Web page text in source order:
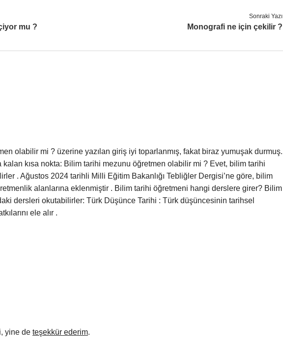
mu ?
Sonraki Yazı
Monografi ne için çekilir ?
olabilir mi ? üzerine yazılan giriş iyi toparlanmış, fakat biraz yumuşak durmuş.
kalan kısa nokta: Bilim tarihi mezunu öğretmen olabilir mi ? Evet, bilim tarihi
. Ağustos 2024 tarihli Milli Eğitim Bakanlığı Tebliğler Dergisi’ne göre, bilim
alanlarına eklenmiştir . Bilim tarihi öğretmeni hangi derslere girer? Bilim
dersleri okutabilirler: Türk Düşünce Tarihi : Türk düşüncesinin tarihsel
ele alır .
yine de teşekkür ederim.